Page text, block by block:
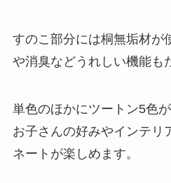
すのこ部分には桐無垢材が
や消臭などうれしい機能も
単色のほかにツートン5色
お子さんの好みやインテリ
ネートが楽しめます。